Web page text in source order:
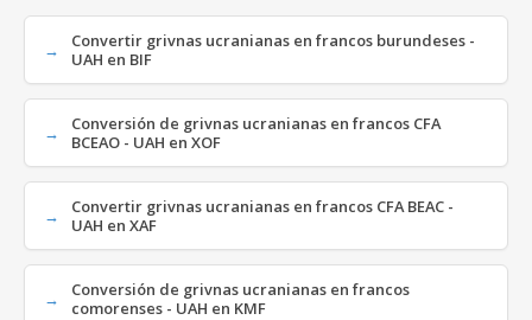
Convertir grivnas ucranianas en francos burundeses -
UAH en BIF
Conversión de grivnas ucranianas en francos CFA
BCEAO - UAH en XOF
Convertir grivnas ucranianas en francos CFA BEAC -
UAH en XAF
Conversión de grivnas ucranianas en francos
comorenses - UAH en KMF